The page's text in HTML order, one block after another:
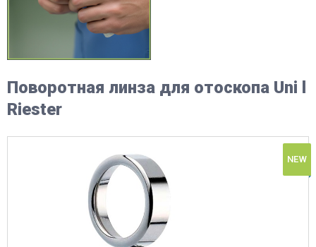
Поворотная линза для отоскопа Uni l
Riester
NEW